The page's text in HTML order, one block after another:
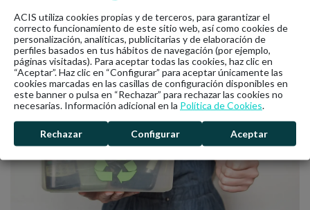
Últimas noticias
ACIS utiliza cookies propias y de terceros, para garantizar el
correcto funcionamiento de este sitio web, así como cookies de
personalización, analíticas, publicitarias y de elaboración de
perfiles basados en tus hábitos de navegación (por ejemplo,
páginas visitadas). Para aceptar todas las cookies, haz clic en
“Aceptar”. Haz clic en “Configurar” para aceptar únicamente las
cookies marcadas en las casillas de configuración disponibles en
este banner o pulsa en “Rechazar” para rechazar las cookies no
necesarias. Información adicional en la Política de Cookies.
Rechazar Configurar Aceptar